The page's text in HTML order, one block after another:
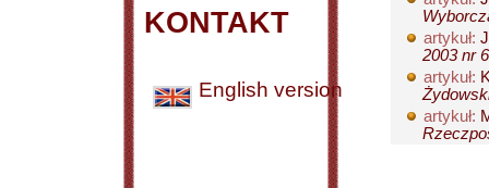
KONTAKT
English version
artykuł:
2003 nr
artykuł:
artykuł: